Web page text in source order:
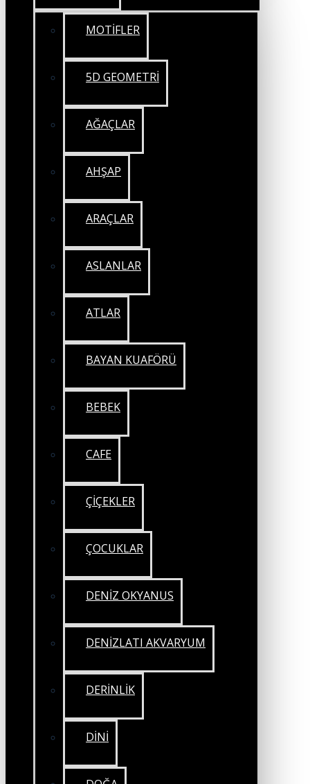
MOTİFLER
5D GEOMETRİ
AĞAÇLAR
AHŞAP
ARAÇLAR
ASLANLAR
ATLAR
BAYAN KUAFÖRÜ
BEBEK
CAFE
ÇİÇEKLER
ÇOCUKLAR
DENİZ OKYANUS
DENİZLATI AKVARYUM
DERİNLİK
DİNİ